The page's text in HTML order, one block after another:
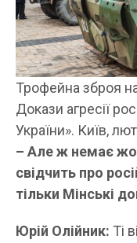
Трофейна зброя
Докази агресії
України». Київ,
– Але ж немає
свідчить про
тільки Мінські
Юрій Олійник: Ті